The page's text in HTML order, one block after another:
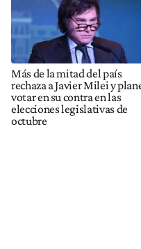
Más de la mitad del país
rechaza a Javier Milei y
votar en su contra en las
elecciones legislativas de
octubre